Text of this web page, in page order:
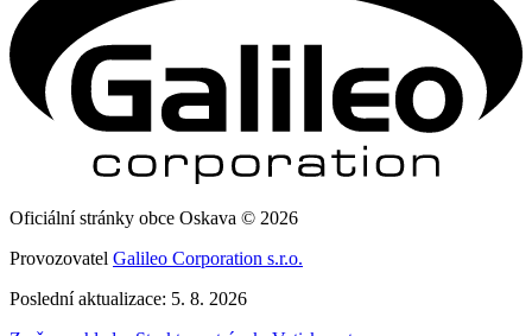
Oficiální stránky obce Oskava © 2026
Provozovatel Galileo Corporation s.r.o.
Poslední aktualizace: 5. 8. 2026